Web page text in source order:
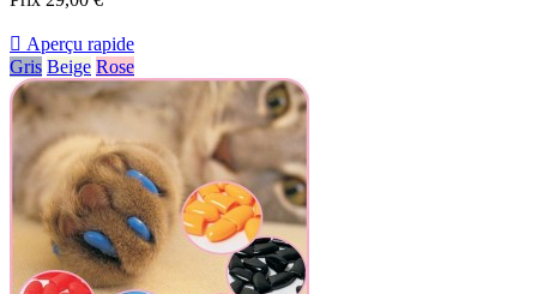
 Aperçu rapide
Gris Beige Rose